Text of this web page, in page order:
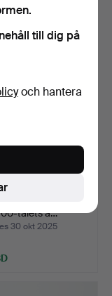
talets a…
30 okt 2025
till dig på
och hantera